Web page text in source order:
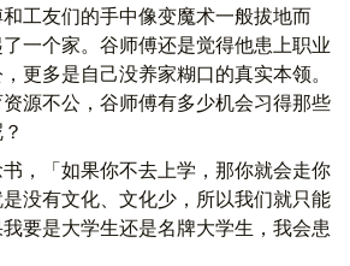
工友们的手中像变魔术一般拔地而
一个家。谷师傅还是觉得他患上职业
更多是自己没养家糊口的真实本领。
源不公，谷师傅有多少机会习得那些
，「如果你不去上学，那你就会走你
没有文化、文化少，所以我们就只能
要是大学生还是名牌大学生，我会患